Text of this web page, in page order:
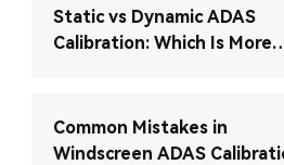
Static vs Dynamic ADAS
Calibration: Which Is More
Common Mistakes in
Windscreen ADAS